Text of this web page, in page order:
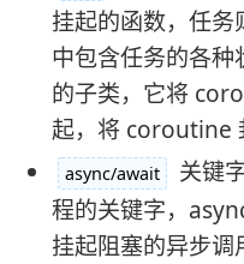
挂起的函数，任
中包含任务的各
的子类，它将
起，将 coroutine
async/await
关键
程的关键字，
挂起阻塞的异步